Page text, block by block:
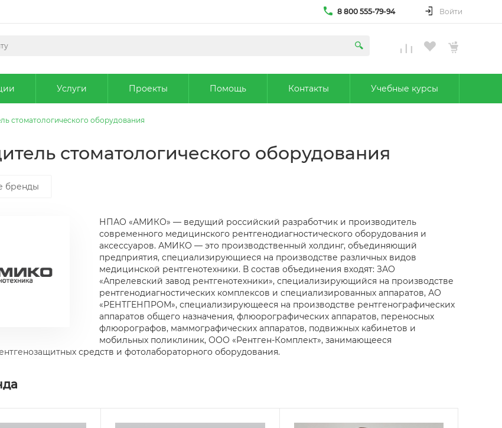
8 800 555-79-94 Войти
Услуги Проекты Помощь Контакты Учебные курсы
стоматологического оборудования
стоматологического оборудования
бренды
НПАО «АМИКО» — ведущий российский разработчик и производитель
современного медицинского рентгенодиагностического оборудования и
аксессуаров. АМИКО — это производственный холдинг, объединяющий
предприятия, специализирующиеся на производстве различных видов
медицинской рентгенотехники. В состав объединения входят: ЗАО
«Апрелевский завод рентгенотехники», специализирующийся на производстве
рентгенодиагностических комплексов и специализированных аппаратов, АО
«РЕНТГЕНПРОМ», специализирующееся на производстве рентгенографических
аппаратов общего назначения, флюорографических аппаратов, переносных
флюорографов, маммографических аппаратов, подвижных кабинетов и
мобильных поликлиник, ООО «Рентген-Комплект», занимающееся
средств и фотолабораторного оборудования.